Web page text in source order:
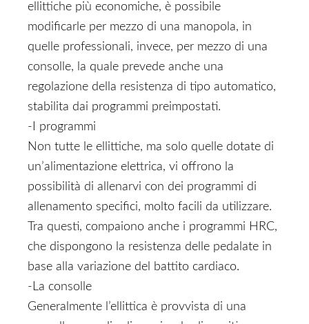
ellittiche più economiche, è possibile
modificarle per mezzo di una manopola, in
quelle professionali, invece, per mezzo di una
consolle, la quale prevede anche una
regolazione della resistenza di tipo automatico,
stabilita dai programmi preimpostati.
-I programmi
Non tutte le ellittiche, ma solo quelle dotate di
un’alimentazione elettrica, vi offrono la
possibilità di allenarvi con dei programmi di
allenamento specifici, molto facili da utilizzare.
Tra questi, compaiono anche i programmi HRC,
che dispongono la resistenza delle pedalate in
base alla variazione del battito cardiaco.
-La consolle
Generalmente l’ellittica è provvista di una